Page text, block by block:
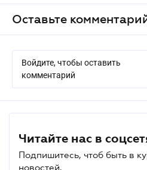
Оставьте
Войдите, чтобы оставить
комментарий
Читайте нас в
Подпишитесь, чтоб быть в
новостей.